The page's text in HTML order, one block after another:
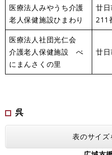
医療法人みやうち介護
老人保健施設ひまわり
廿
211
医療法人社団光仁会
介護老人保健施設 べ
にまんさくの里
廿
呉
表のサイズ